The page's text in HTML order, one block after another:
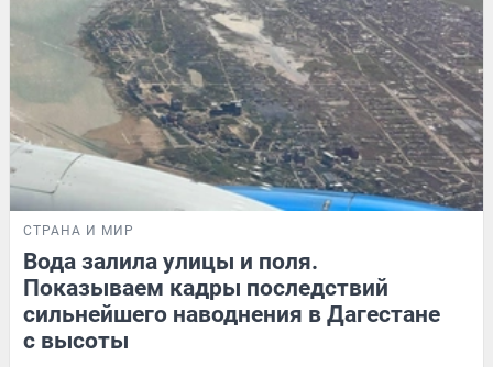
СТРАНА И МИР
Вода залила улицы и поля.
Показываем кадры последствий
сильнейшего наводнения в Дагестане
с высоты